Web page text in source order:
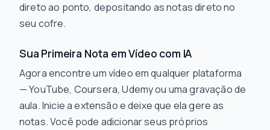
direto ao ponto, depositando as notas direto no
seu cofre.
Sua Primeira Nota em Vídeo com IA
Agora encontre um vídeo em qualquer plataforma
— YouTube, Coursera, Udemy ou uma gravação de
aula. Inicie a extensão e deixe que ela gere as
notas. Você pode adicionar seus próprios